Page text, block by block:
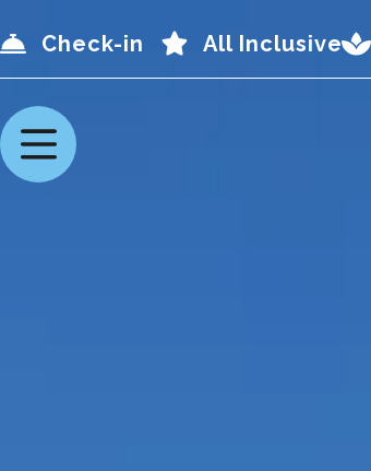
Check-in All Inclusive